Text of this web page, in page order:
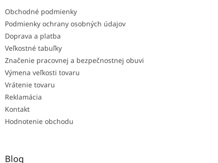
Obchodné podmienky
Podmienky ochrany osobných údajov
Doprava a platba
Veľkostné tabuľky
Značenie pracovnej a bezpečnostnej obuvi
Výmena veľkosti tovaru
Vrátenie tovaru
Reklamácia
Kontakt
Hodnotenie obchodu
Blog